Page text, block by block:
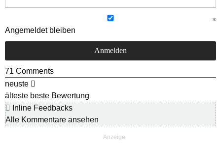
Angemeldet bleiben
71 Comments
neuste
älteste beste Bewertung
Inline Feedbacks
Alle Kommentare ansehen